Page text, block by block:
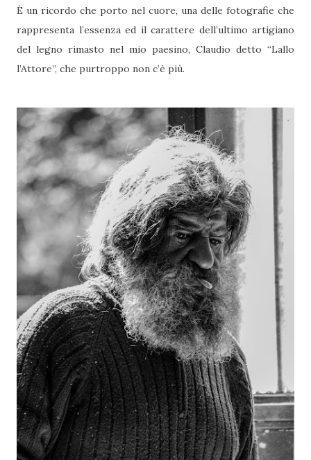
È un ricordo che porto nel cuore, una delle fotografie che
rappresenta l’essenza ed il carattere dell’ultimo artigiano
del legno rimasto nel mio paesino, Claudio detto “Lallo
l’Attore”, che purtroppo non c’è più.